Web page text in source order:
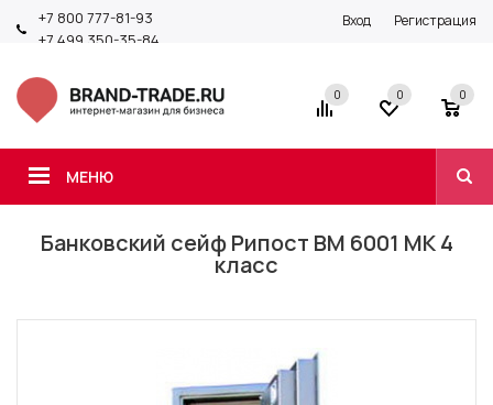
+7 800 777-81-93
+7 499 350-35-84
Вход Регистрация
МЕНЮ
0 0 0
Банковский сейф Рипост ВМ 6001 МК 4
класс